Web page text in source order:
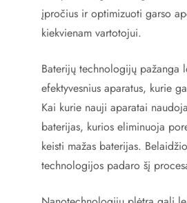
įpročius ir optimizuoti garso
kiekvienam vartotojui.
Baterijų technologijų pažanga
efektyvesnius aparatus, kurie
Kai kurie nauji aparatai
baterijas, kurios eliminuoja
keisti mažas baterijas.
technologijos padaro šį